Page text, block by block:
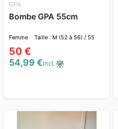
GPA
Bombe GPA 55cm
Femme Taille : M (52 à 56) / 55
50 €
54,99 €incl.